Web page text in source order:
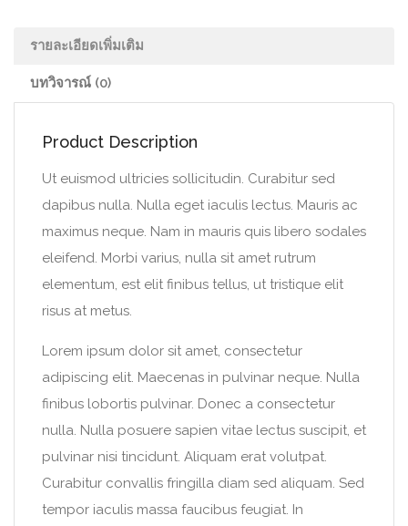
รายละเอียดเพิ่มเติม
บทวิจารณ์ (0)
Product Description
Ut euismod ultricies sollicitudin. Curabitur sed
dapibus nulla. Nulla eget iaculis lectus. Mauris ac
maximus neque. Nam in mauris quis libero sodales
eleifend. Morbi varius, nulla sit amet rutrum
elementum, est elit finibus tellus, ut tristique elit
risus at metus.
Lorem ipsum dolor sit amet, consectetur
adipiscing elit. Maecenas in pulvinar neque. Nulla
finibus lobortis pulvinar. Donec a consectetur
nulla. Nulla posuere sapien vitae lectus suscipit, et
pulvinar nisi tincidunt. Aliquam erat volutpat.
Curabitur convallis fringilla diam sed aliquam. Sed
tempor iaculis massa faucibus feugiat. In